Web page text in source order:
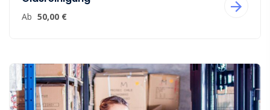
Ab 50,00 €